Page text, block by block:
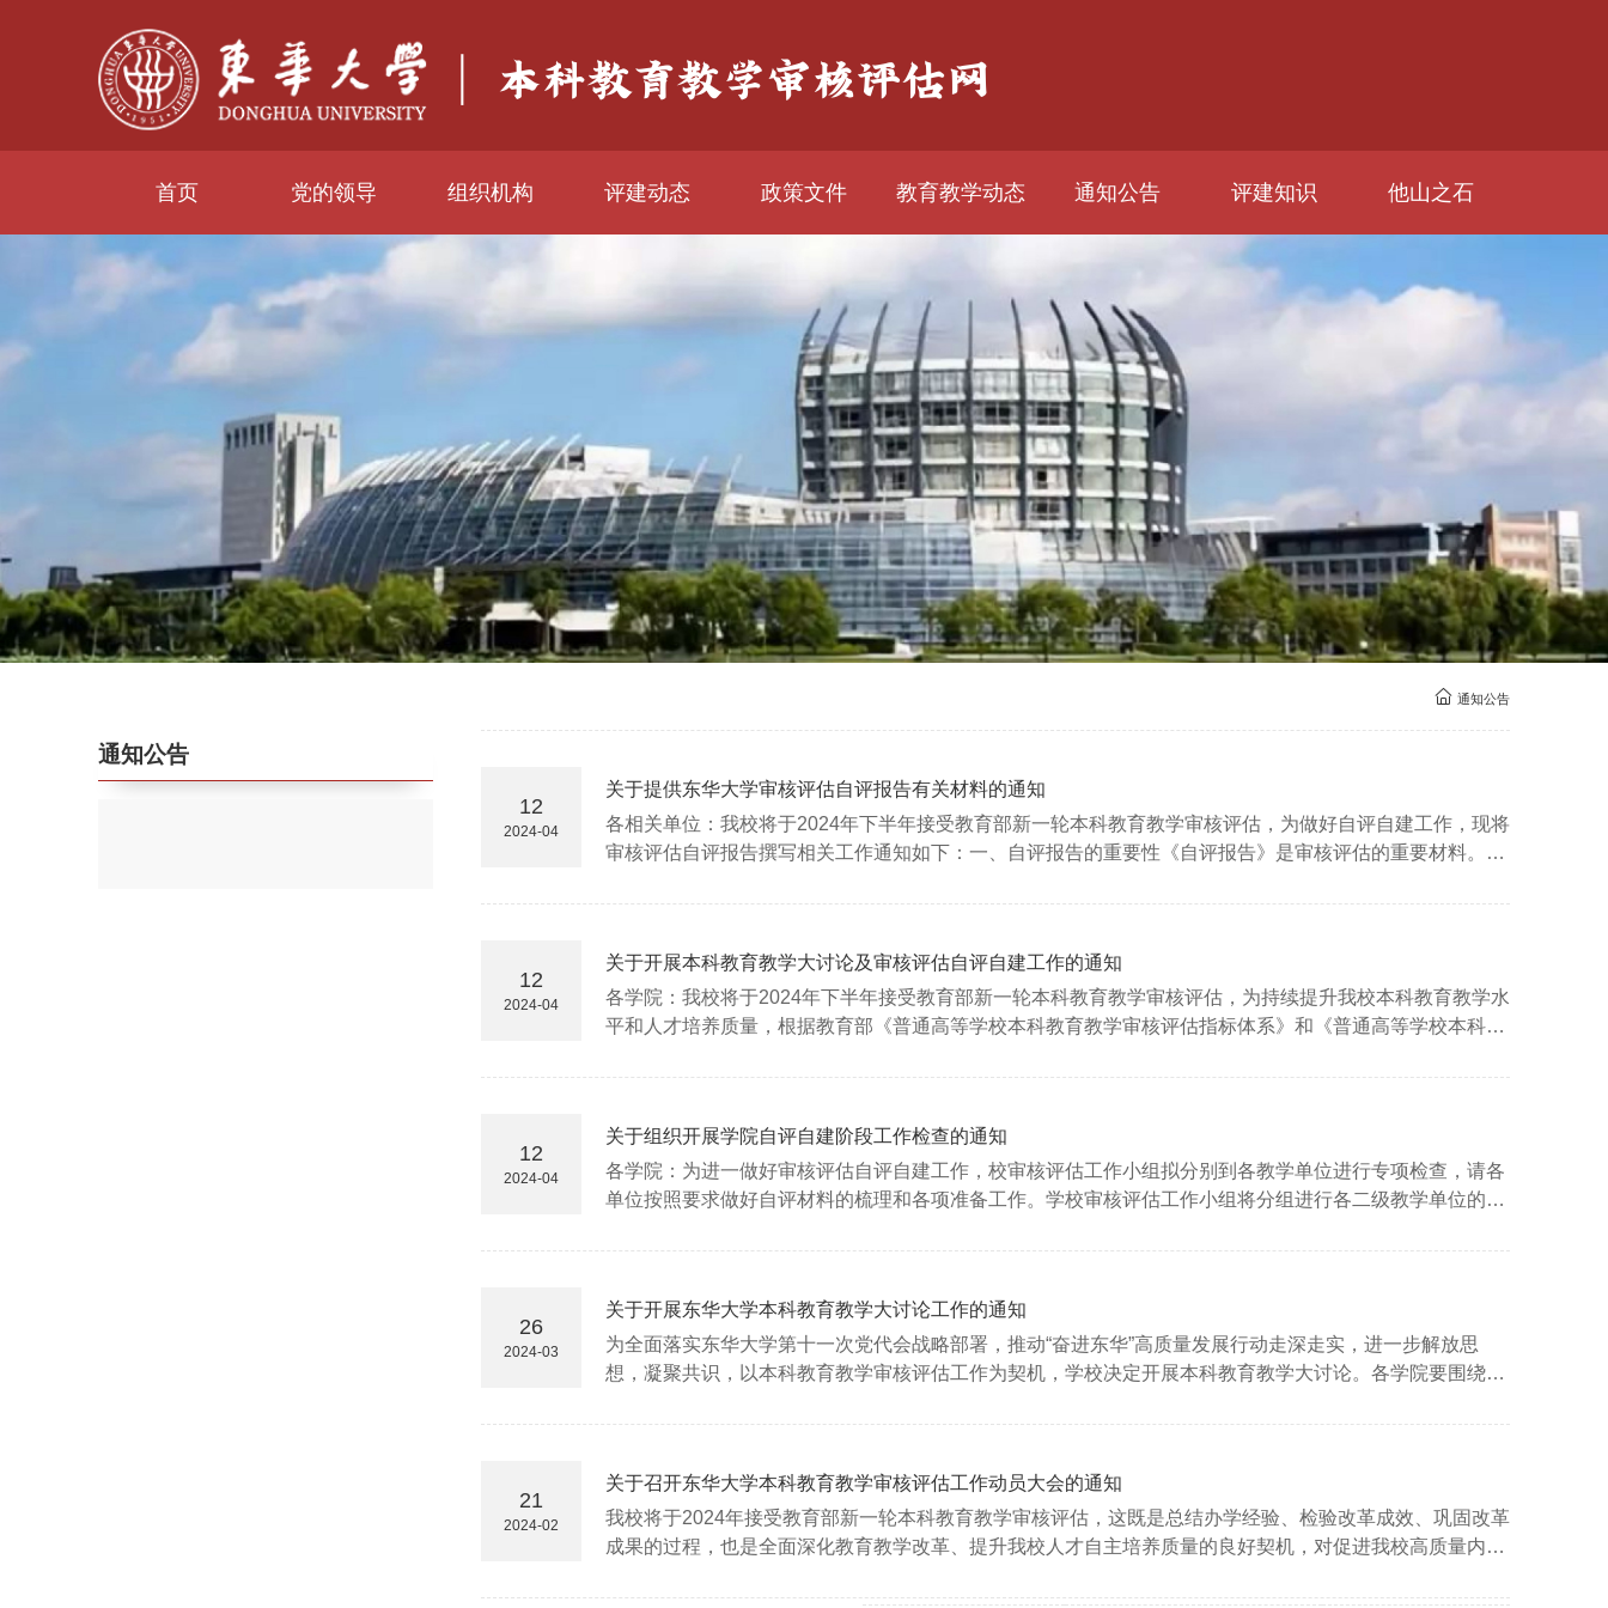
首页 党的领导 组织机构 评建动态 政策文件 教育教学动态 通知公告 评建知识 他山之石
通知公告
通知公告
12
2024-04
关于提供东华大学审核评估自评报告有关材料的通知
各相关单位：我校将于2024年下半年接受教育部新一轮本科教育教学审核评估，为做好自评自建工作，现将
审核评估自评报告撰写相关工作通知如下：一、自评报告的重要性《自评报告》是审核评估的重要材料。
度与重视程度，还可以...
12
2024-04
关于开展本科教育教学大讨论及审核评估自评自建工作的通知
各学院：我校将于2024年下半年接受教育部新一轮本科教育教学审核评估，为持续提升我校本科教育教学水
平和人才培养质量，根据教育部《普通高等学校本科教育教学审核评估指标体系》和《普通高等学校本科教
下：一、指导思想坚持...
12
2024-04
关于组织开展学院自评自建阶段工作检查的通知
各学院：为进一做好审核评估自评自建工作，校审核评估工作小组拟分别到各教学单位进行专项检查，请各
单位按照要求做好自评材料的梳理和各项准备工作。学校审核评估工作小组将分组进行各二级教学单位的自
评报告及支撑材料；...
26
2024-03
关于开展东华大学本科教育教学大讨论工作的通知
为全面落实东华大学第十一次党代会战略部署，推动“奋进东华”高质量发展行动走深走实，进一步解放思
想，凝聚共识，以本科教育教学审核评估工作为契机，学校决定开展本科教育教学大讨论。各学院要围绕专
等平台上宣传报道，...
21
2024-02
关于召开东华大学本科教育教学审核评估工作动员大会的通知
我校将于2024年接受教育部新一轮本科教育教学审核评估，这既是总结办学经验、检验改革成效、巩固改革
成果的过程，也是全面深化教育教学改革、提升我校人才自主培养质量的良好契机，对促进我校高质量内涵